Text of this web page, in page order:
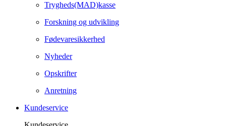
Trygheds(MAD)kasse
Forskning og udvikling
Fødevaresikkerhed
Nyheder
Opskrifter
Anretning
Kundeservice